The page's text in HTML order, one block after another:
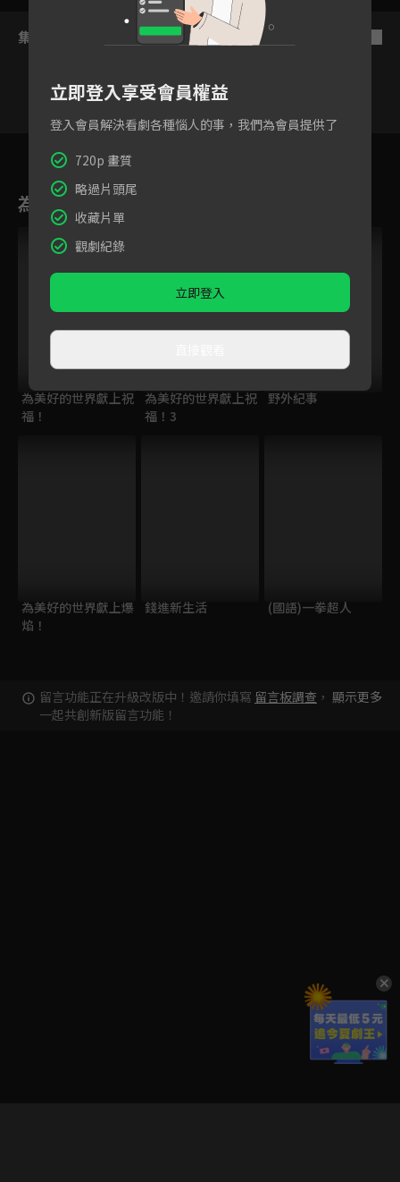
集數列表
為您推薦
為美好的世界獻上祝
福！
為美好的世界獻上祝
福！3
野外紀事
為美好的世界獻上爆
焰！
錢進新生活 (國語)一拳超人
留言功能正在升級改版中！邀請你填寫 留言板調查 ，
一起共創新版留言功能！
顯示更多
立即登入享受會員權益
登入會員解決看劇各種惱人的事，我們為會員提供了
720p 畫質
略過片頭尾
收藏片單
觀劇紀錄
立即登入